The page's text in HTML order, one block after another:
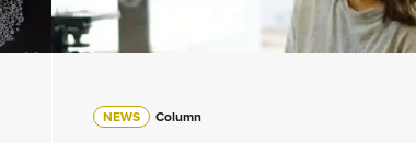
NEWS Column